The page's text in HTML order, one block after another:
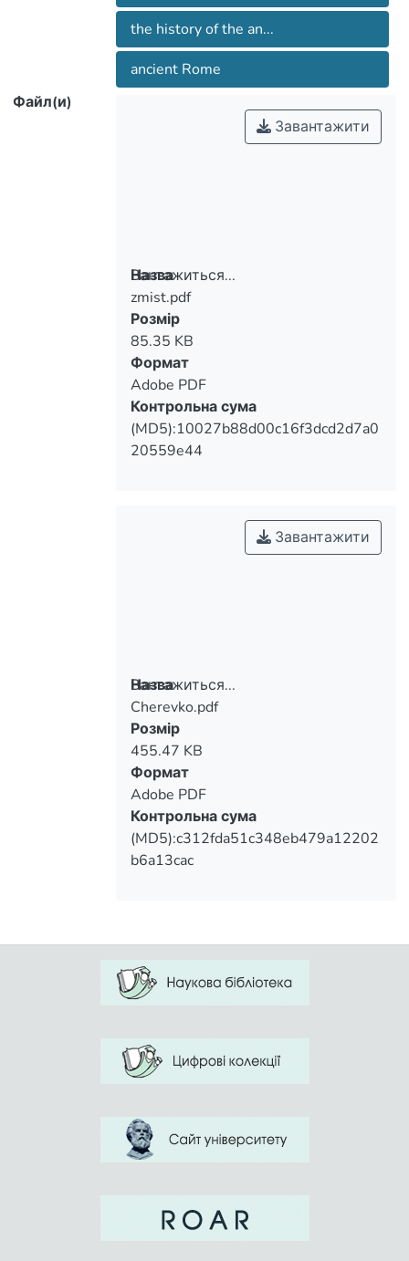
the history of the an...
ancient Rome
Файл(и)
Вантажиться...
Вантажиться...
Завантажити
Назва
zmist.pdf
Розмір
85.35 KB
Формат
Adobe PDF
Контрольна сума
(MD5):10027b88d00c16f3dcd2d7a0
20559e44
Вантажиться...
Вантажиться...
Завантажити
Назва
Cherevko.pdf
Розмір
455.47 KB
Формат
Adobe PDF
Контрольна сума
(MD5):c312fda51c348eb479a12202
b6a13cac